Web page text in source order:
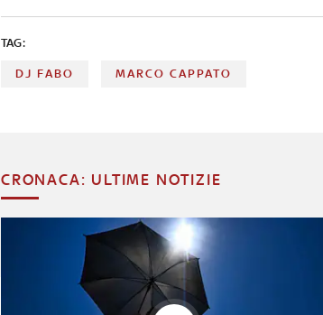
TAG:
DJ FABO MARCO CAPPATO
CRONACA: ULTIME NOTIZIE